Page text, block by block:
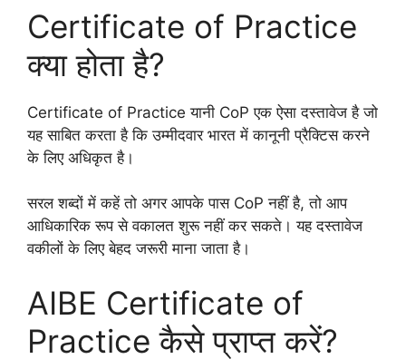
Certificate of Practice
क्या होता है?
Certificate of Practice यानी CoP एक ऐसा दस्तावेज है जो
यह साबित करता है कि उम्मीदवार भारत में कानूनी प्रैक्टिस करने
के लिए अधिकृत है।
सरल शब्दों में कहें तो अगर आपके पास CoP नहीं है, तो आप
आधिकारिक रूप से वकालत शुरू नहीं कर सकते। यह दस्तावेज
वकीलों के लिए बेहद जरूरी माना जाता है।
AIBE Certificate of
Practice कैसे प्राप्त करें?